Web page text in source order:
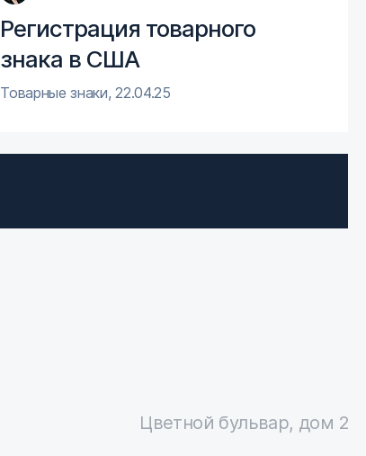
Регистрация товарного
знака в США
Товарные знаки, 22.04.25
Цветной бульвар, дом 2